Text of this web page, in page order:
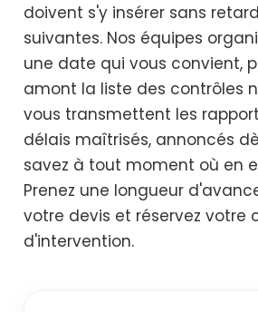
doivent s'y insérer sans
suivantes. Nos équipes
une date qui vous convient,
amont la liste des contrôles
vous transmettent les
délais maîtrisés, annoncés
savez à tout moment où en
Prenez une longueur
votre devis et réservez votre
d'intervention.